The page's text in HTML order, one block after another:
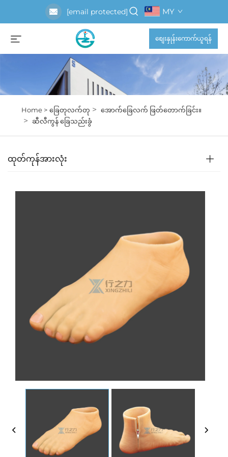
[email protected] MY
စျေးနှုန်းကောက်ယူရန်
Home > ခြေတုလက်တု > အောက်ခြေလက် ဖြတ်တောက်ခြင်း။
> ဆီလီကွန် ခြေသည်းခွံ
ထုတ်ကုန်အားလုံး